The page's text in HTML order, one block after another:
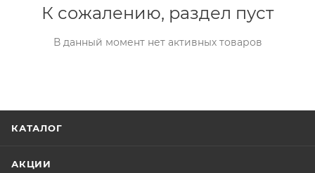
К сожалению, раздел пуст
В данный момент нет активных товаров
КАТАЛОГ
АКЦИИ